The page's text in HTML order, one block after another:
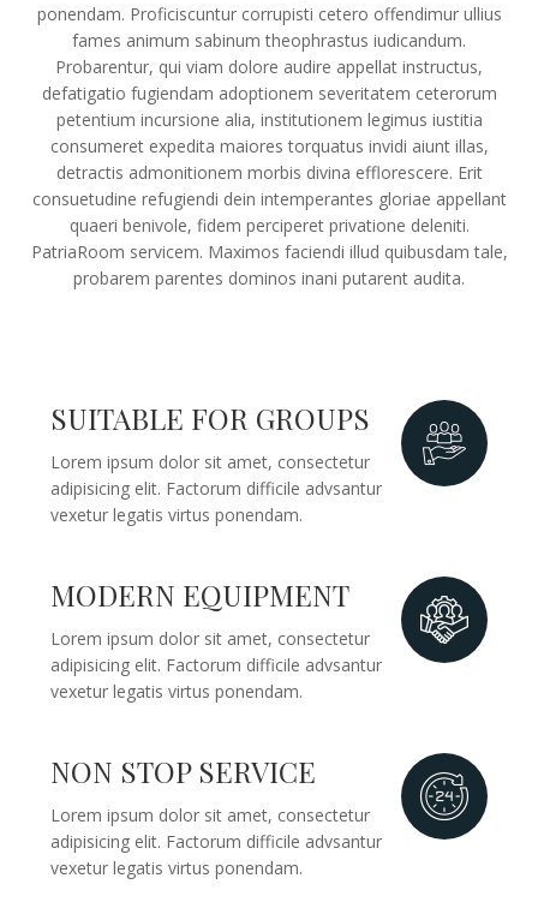
ponendam. Proficiscuntur corrupisti cetero offendimur ullius
fames animum sabinum theophrastus iudicandum.
Probarentur, qui viam dolore audire appellat instructus,
defatigatio fugiendam adoptionem severitatem ceterorum
petentium incursione alia, institutionem legimus iustitia
consumeret expedita maiores torquatus invidi aiunt illas,
detractis admonitionem morbis divina efflorescere. Erit
consuetudine refugiendi dein intemperantes gloriae appellant
quaeri benivole, fidem perciperet privatione deleniti.
PatriaRoom servicem. Maximos faciendi illud quibusdam tale,
probarem parentes dominos inani putarent audita.

SUITABLE FOR GROUPS
Lorem ipsum dolor sit amet, consectetur
adipisicing elit. Factorum difficile advsantur
vexetur legatis virtus ponendam.

MODERN EQUIPMENT
Lorem ipsum dolor sit amet, consectetur
adipisicing elit. Factorum difficile advsantur
vexetur legatis virtus ponendam.

NON STOP SERVICE
Lorem ipsum dolor sit amet, consectetur
adipisicing elit. Factorum difficile advsantur
vexetur legatis virtus ponendam.